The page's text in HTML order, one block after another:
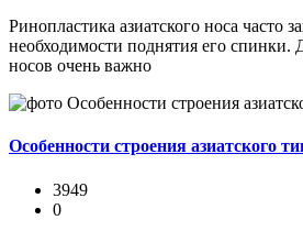
Ринопластика азиатского носа часто
необходимости поднятия его спинки.
носов очень важно
Особенности строения азиатского
3949
0